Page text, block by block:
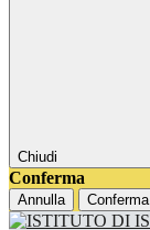
Chiudi
Conferma
Annulla Conferma